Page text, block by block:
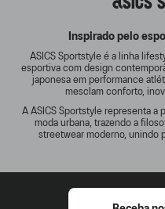
Inspirado pelo
ASICS Sportstyle é a linha
esportiva com design
japonesa em performance
mesclam conforto,
A ASICS Sportstyle representa a
moda urbana, trazendo a
streetwear moderno, unindo